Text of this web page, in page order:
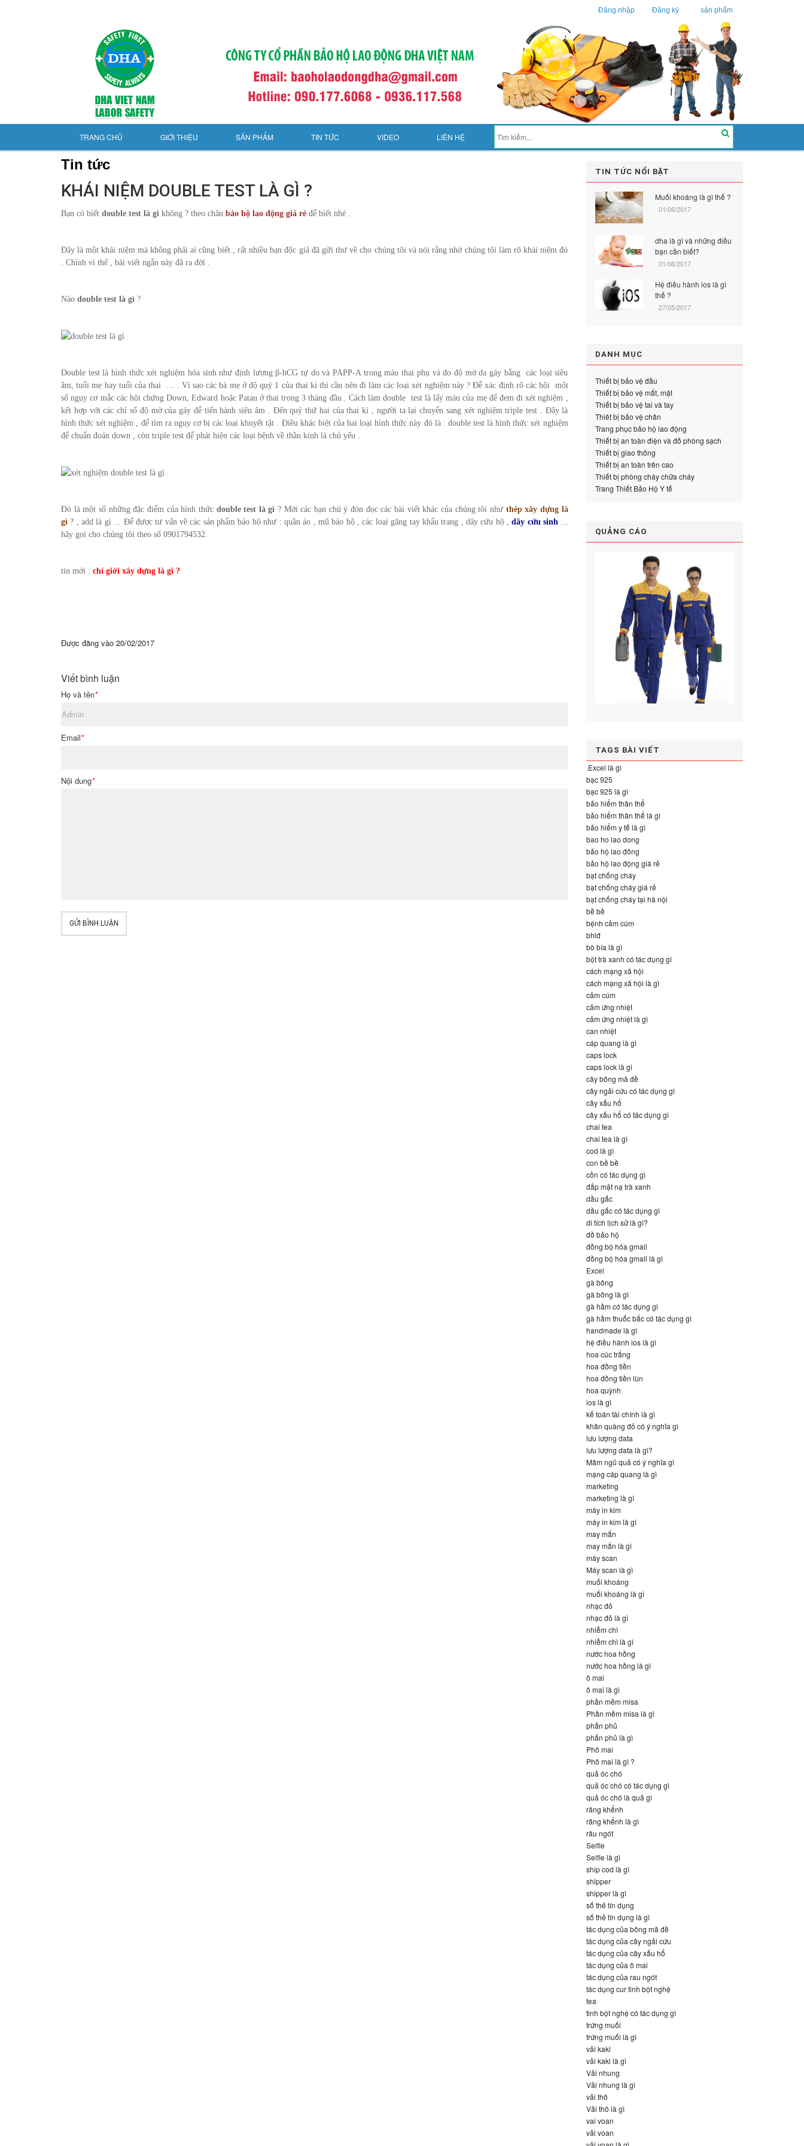
Đăng nhập Đăng ký sản phẩm
TRANG CHỦ GIỚI THIỆU SẢN PHẨM TIN TỨC VIDEO LIÊN HỆ
Tin tức
KHÁI NIỆM DOUBLE TEST LÀ GÌ ?
Bạn có biết double test là gì không ? theo chân bảo hộ lao động giá rẻ để biết nhé .
Đây là một khái niệm mà không phải ai cũng biết , rất nhiều bạn độc giả đã gửi thư về cho chúng tôi và nói rằng nhờ chúng tôi làm rõ khái niệm đó
. Chính vì thế , bài viết ngắn này đã ra đời .
Nào double test là gì ?
Double test là hình thức xét nghiệm hóa sinh như định lượng β-hCG tự do và PAPP-A trong máu thai phụ và đo độ mờ da gáy bằng các loại siêu
âm, tuổi mẹ hay tuổi của thai … . Vì sao các bà mẹ ở độ quý 1 của thai kì thì cần nên đi làm các loại xét nghiệm này ? Để xác định rõ các hội một
số nguy cơ mắc các hội chứng Down, Edward hoặc Patau ở thai trong 3 tháng đầu . Cách làm double test là lấy máu của mẹ để đem đi xét nghiệm ,
kết hợp với các chỉ số độ mờ của gáy để tiến hành siêu âm . Đến quý thứ hai của thai kì , người ta lại chuyển sang xét nghiệm triple test . Đây là
hình thức xét nghiệm , để tìm ra nguy cơ bị các loại khuyết tật . Điều khác biệt của hai loại hình thức này đó là : double test là hình thức xét nghiệm
để chuẩn đoán down , còn triple test để phát hiện các loại bệnh về thần kinh là chủ yếu .
Đó là một số những đặc điểm của hình thứcdouble test là gì ? Mời các bạn chú ý đón đọc các bài viết khác của chúng tôi như thép xây dựng là
gì ? , add là gì ... Để được tư vấn về các sản phẩm bảo hộ như : quần áo , mũ bảo hộ , các loại găng tay khẩu trang , dây cứu hộ , dây cứu sinh ...
hãy gọi cho chúng tôi theo số 0901794532.
tin mới : chỉ giới xây dựng là gì ?
Được đăng vào 20/02/2017
Viết bình luận
Họ và tên*
Email*
Nội dung*
GỬI BÌNH LUẬN
TIN TỨC NỔI BẬT
Muối khoáng là gì thế ?
01/06/2017
dha là gì và những điều
bạn cần biết?
01/06/2017
Hệ điều hành ios là gì
thế ?
27/05/2017
DANH MỤC
Thiết bị bảo vệ đầu
Thiết bị bảo vệ mắt, mặt
Thiết bị bảo vệ tai và tay
Thiêt bị bảo vệ chân
Trang phục bảo hộ lao động
Thiết bị an toàn điện và đồ phòng sạch
Thiết bị giao thông
Thiết bị an toàn trên cao
Thiết bị phòng cháy chữa cháy
Trang Thiết Bảo Hộ Y tế
QUẢNG CÁO
TAGS BÀI VIẾT
.Excel là gì
bạc 925
bạc 925 là gì
bảo hiểm thân thể
bảo hiểm thân thể là gì
bảo hiểm y tế là gì
bao ho lao dong
bảo hộ lao đông
bảo hộ lao động giá rẻ
bạt chống cháy
bạt chống cháy giá rẻ
bạt chống cháy tại hà nội
bề bề
bệnh cảm cúm
bhlđ
bò bía là gì
bột trà xanh có tác dụng gì
cách mạng xã hội
cách mạng xã hội là gì
cảm cúm
cảm ứng nhiệt
cảm ứng nhiệt là gì
can nhiệt
cáp quang là gì
caps lock
caps lock là gì
cây bông mã đề
cây ngải cứu có tác dụng gì
cây xấu hổ
cây xấu hổ có tác dụng gì
chai tea
chai tea là gì
cod là gì
con bề bề
cồn có tác dụng gì
đắp mặt nạ trà xanh
dầu gấc
dầu gấc có tác dụng gì
di tích lịch sử là gì?
đồ bảo hộ
đồng bộ hóa gmail
đồng bộ hóa gmail là gì
Excel
gà bông
gà bông là gì
gà hầm có tác dụng gi
gà hầm thuốc bắc có tác dụng gì
handmade là gì
hệ điều hành ios là gì
hoa cúc trắng
hoa đồng tiền
hoa đồng tiền lùn
hoa quỳnh
ios là gì
kế toán tài chính là gì
khăn quàng đỏ có ý nghĩa gì
lưu lượng data
lưu lượng data là gì?
Mâm ngũ quả có ý nghĩa gì
mạng cáp quang là gì
marketing
marketing là gì
máy in kim
máy in kim là gì
may mắn
may mắn là gì
máy scan
Máy scan là gì
muối khoáng
muối khoáng là gì
nhạc đỏ
nhạc đỏ là gì
nhiễm chì
nhiễm chì là gì
nước hoa hồng
nước hoa hồng là gì
ô mai
ô mai là gì
phần mềm misa
Phần mềm misa là gì
phấn phủ
phấn phủ là gì
Phô mai
Phô mai là gì ?
quả óc chó
quả óc chó có tác dụng gì
quả óc chó là quả gì
răng khểnh
răng khểnh là gì
râu ngót
Selfie
Selfie là gì
ship cod là gì
shipper
shipper là gì
số thẻ tín dụng
số thẻ tín dụng là gì
tác dụng của bông mã đề
tác dụng của cây ngải cứu
tác dụng của cây xấu hổ
tác dụng của ô mai
tác dụng của rau ngót
tác dụng cur tinh bột nghệ
tea
tinh bột nghệ có tác dụng gì
trứng muối
trứng muối là gì
vải kaki
vải kaki là gì
Vải nhung
Vải nhung là gì
vải thô
Vải thô là gì
vai voan
vải voan